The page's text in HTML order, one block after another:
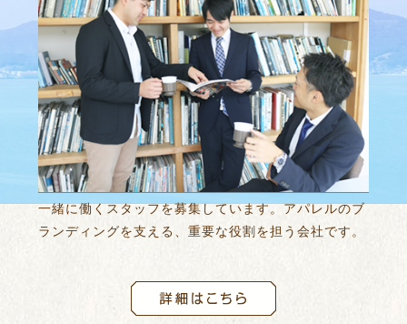
一緒に働くスタッフを募集しています。アパレルのブ
ランディングを支える、重要な役割を担う会社です。